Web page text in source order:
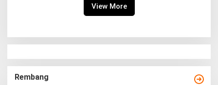
View More
Rembang